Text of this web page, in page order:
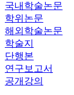
국내학술논문
학위논문
해외학술논문
학술지
단행본
연구보고서
공개강의